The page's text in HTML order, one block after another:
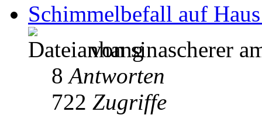
Schimmelbefall auf
von sinascherer
8Antworten
722 Zugriffe